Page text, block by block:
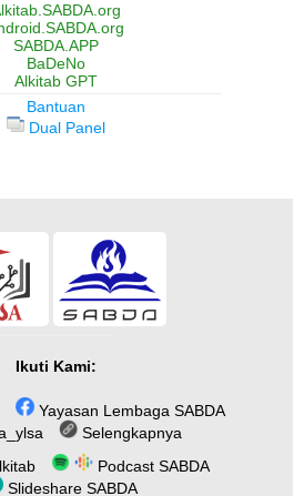
SABDA.APP
BaDeNo
Alkitab GPT
Bantuan
Dual Panel
Ikuti Kami:
Yayasan Lembaga SABDA
Selengkapnya
Podcast SABDA
Slideshare SABDA